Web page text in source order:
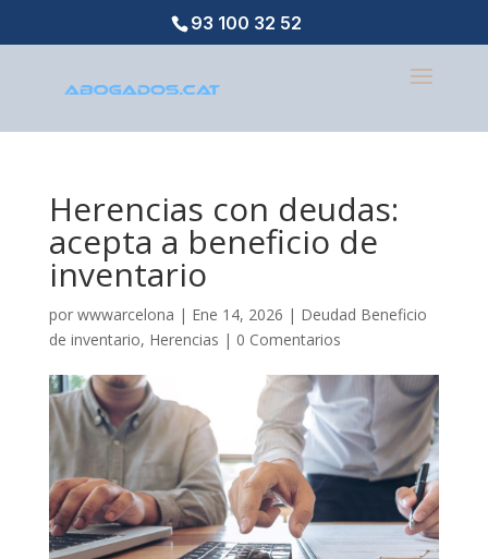
93 100 32 52
Herencias con deudas:
acepta a beneficio de
inventario
por wwwarcelona | Ene 14, 2026 | Deudad Beneficio
de inventario, Herencias | 0 Comentarios